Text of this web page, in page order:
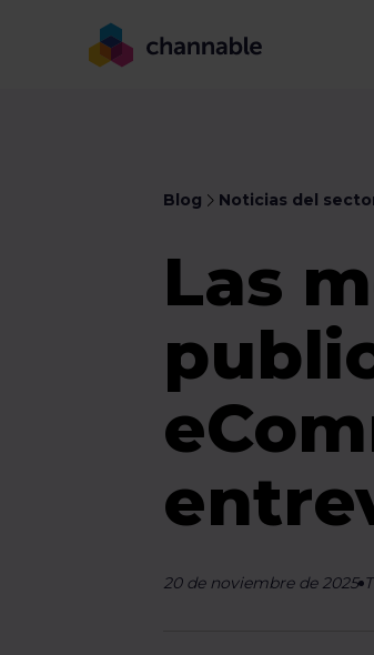
Blog Noticias del
Las
20 de noviembre de 2025